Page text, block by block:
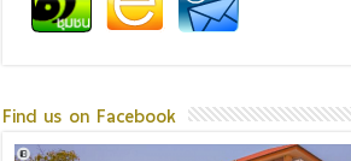
Find us on Facebook